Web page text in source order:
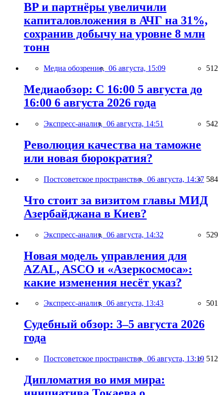
BP и партнёры увеличили
капиталовложения в АЧГ на 31%,
сохранив добычу на уровне 8 млн
тонн
Медиа обозрение, 06 августа, 15:09 512
Медиаобзор: С 16:00 5 августа до
16:00 6 августа 2026 года
Экспресс-анализ, 06 августа, 14:51 542
Революция качества на таможне
или новая бюрократия?
Постсоветское пространство, 06 августа, 14:37 584
Что стоит за визитом главы МИД
Азербайджана в Киев?
Экспресс-анализ, 06 августа, 14:32 529
Новая модель управления для
AZAL, ASCO и «Азеркосмоса»:
какие изменения несёт указ?
Экспресс-анализ, 06 августа, 13:43 501
Судебный обзор: 3–5 августа 2026
года
Постсоветское пространство, 06 августа, 13:19 512
Дипломатия во имя мира: